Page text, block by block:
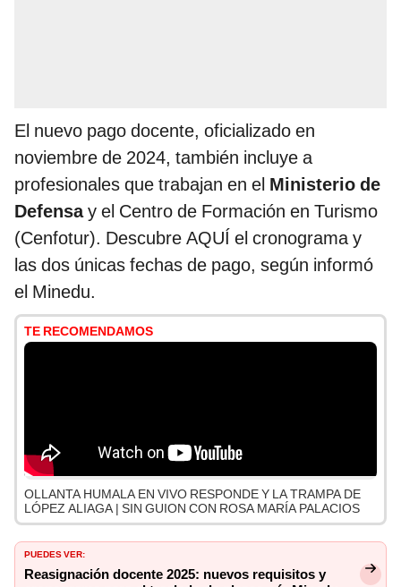
El nuevo pago docente, oficializado en
noviembre de 2024, también incluye a
profesionales que trabajan en el Ministerio de
Defensay el Centro de Formación en Turismo
(Cenfotur). Descubre AQUÍ el cronograma y
las dos únicas fechas de pago, según informó
el Minedu.
TE RECOMENDAMOS
OLLANTA HUMALA EN VIVO RESPONDE Y LA TRAMPA DE
LÓPEZ ALIAGA | SIN GUION CON ROSA MARÍA PALACIOS
PUEDES VER:
Reasignación docente 2025: nuevos requisitos y